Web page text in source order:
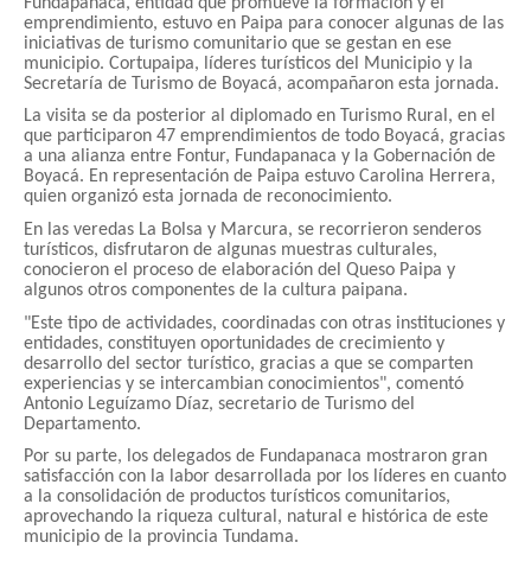
emprendimiento, estuvo en Paipa para conocer algunas de las
iniciativas de turismo comunitario que se gestan en ese
municipio. Cortupaipa, líderes turísticos del Municipio y la
Secretaría de Turismo de Boyacá, acompañaron esta jornada.
La visita se da posterior al diplomado en Turismo Rural, en el
que participaron 47 emprendimientos de todo Boyacá, gracias
a una alianza entre Fontur, Fundapanaca y la Gobernación de
Boyacá. En representación de Paipa estuvo Carolina Herrera,
quien organizó esta jornada de reconocimiento.
En las veredas La Bolsa y Marcura, se recorrieron senderos
turísticos, disfrutaron de algunas muestras culturales,
conocieron el proceso de elaboración del Queso Paipa y
algunos otros componentes de la cultura paipana.
"Este tipo de actividades, coordinadas con otras instituciones y
entidades, constituyen oportunidades de crecimiento y
desarrollo del sector turístico, gracias a que se comparten
experiencias y se intercambian conocimientos", comentó
Antonio Leguízamo Díaz, secretario de Turismo del
Departamento.
Por su parte, los delegados de Fundapanaca mostraron gran
satisfacción con la labor desarrollada por los líderes en cuanto
a la consolidación de productos turísticos comunitarios,
aprovechando la riqueza cultural, natural e histórica de este
municipio de la provincia Tundama.